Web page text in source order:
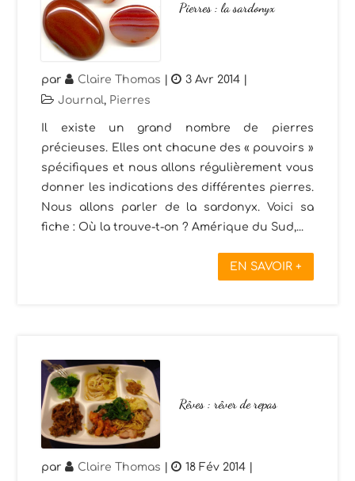
Pierres : la sardonyx
par Claire Thomas | 3 Avr 2014
Journal, Pierres
Il existe un grand nombre de pierres
précieuses. Elles ont chacune des « pouvoirs »
spécifiques et nous allons régulièrement vous
donner les indications des différentes pierres.
Nous allons parler de la sardonyx. Voici sa
fiche : Où la trouve-t-on ? Amérique du Sud,...
EN SAVOIR +
Rêves : rêver de repas
par Claire Thomas | 18 Fév 2014